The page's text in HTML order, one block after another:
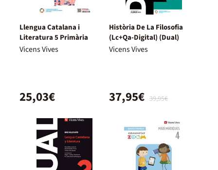
Llengua Catalana i
Literatura 5 Primària
Vicens Vives
25,03€
Història De La Filosofia
(Lc+Qa-Digital) (Dual)
Vicens Vives
39,95€
37,95€